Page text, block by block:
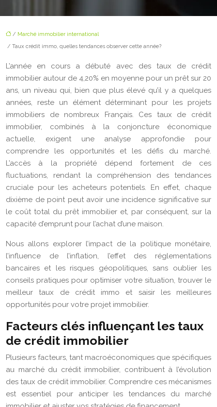
/ Marché immobilier international
/ Taux crédit immo, quelles tendances observer cette année?
L’année en cours a débuté avec des taux de crédit
immobilier autour de 4,20% en moyenne pour un prêt sur 20
ans, un niveau qui, bien que plus élevé qu’il y a quelques
années, reste un élément déterminant pour les projets
immobiliers de nombreux Français. Ces taux de crédit
immobilier, combinés à la conjoncture économique
actuelle, exigent une analyse approfondie pour
comprendre les opportunités et les défis du marché.
L’accès à la propriété dépend fortement de ces
fluctuations, rendant la compréhension des tendances
cruciale pour les acheteurs potentiels. En effet, chaque
dixième de point peut avoir une incidence significative sur
le coût total du prêt immobilier et, par conséquent, sur la
capacité d’emprunt pour l’achat d’une maison.
Nous allons explorer l’impact de la politique monétaire,
l’influence de l’inflation, l’effet des réglementations
bancaires et les risques géopolitiques, sans oublier les
conseils pratiques pour optimiser votre situation, trouver le
meilleur taux de crédit immo et saisir les meilleures
opportunités pour votre projet immobilier.
Facteurs clés influençant les taux
de crédit immobilier
Plusieurs facteurs, tant macroéconomiques que spécifiques
au marché du crédit immobilier, contribuent à l’évolution
des taux de crédit immobilier. Comprendre ces mécanismes
est essentiel pour anticiper les tendances du marché